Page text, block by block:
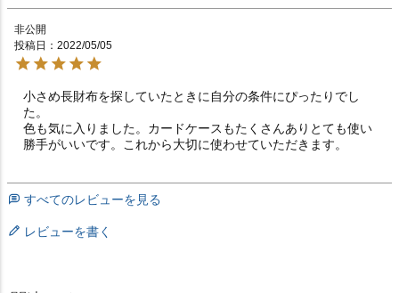
非公開
投稿日
2022/05/05
小さめ長財布を探していたときに自分の条件にぴったりでし
た。
色も気に入りました。カードケースもたくさんありとても使い
勝手がいいです。これから大切に使わせていただきます。
すべてのレビューを見る
レビューを書く